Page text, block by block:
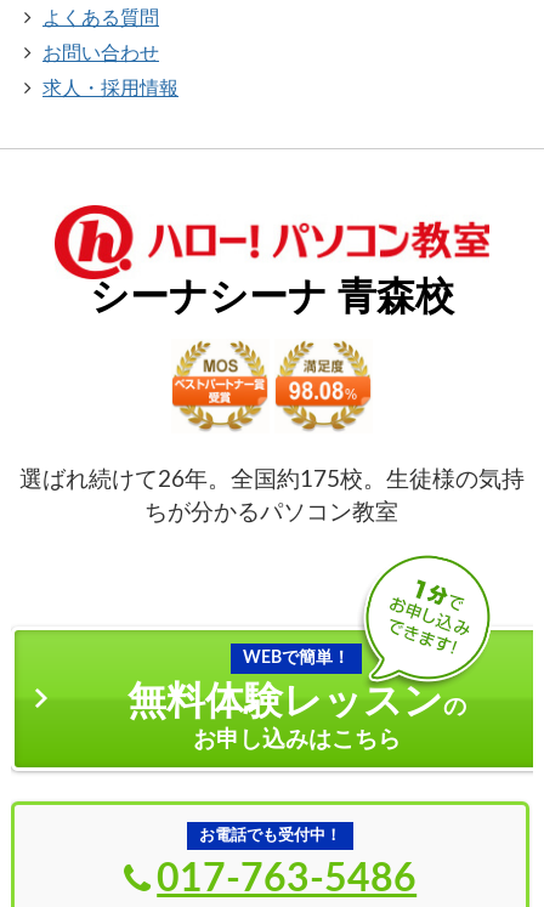
よくある質問
お問い合わせ
求人・採用情報
シーナシーナ 青森校
選ばれ続けて26年。全国約175校。生徒様の気持
ちが分かるパソコン教室
WEBで簡単！
無料体験レッスンの
お申し込みはこちら
お電話でも受付中！
017-763-5486